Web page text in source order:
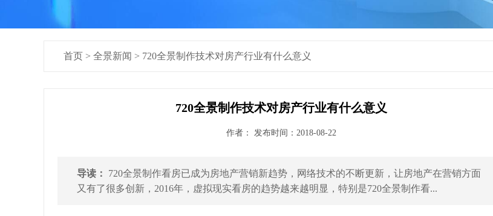
首页 > 全景新闻 > 720全景制作技术对房产行业有什么意义
720全景制作技术对房产行业有什么意义
作者： 发布时间：2018-08-22
导读：
720全景制作看房已成为房地产营销新趋势，网络技术的不断更新，让房地产在营销方面
又有了很多创新，2016年，虚拟现实看房的趋势越来越明显，特别是720全景制作看...